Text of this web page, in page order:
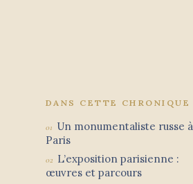
DANS CETTE CHRONIQUE
Un monumentaliste russe à
Paris
L’exposition parisienne :
œuvres et parcours